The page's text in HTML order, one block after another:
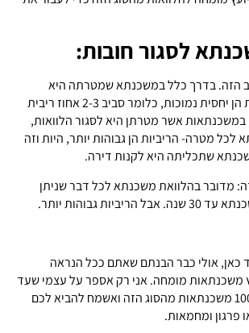
לסגור חובות:
הזה. בדרך כלל במשכנתא שמטרתה היא
לרכוש דירה, הריביות הן יחסית נמוכות, כלומר סביב 2-3 אחוז ריבית
אשר מטרתן היא לסגור הלוואות,
מטרה- הריביות הן גבוהות יותר, היות וזה
שתכליתה היא לקנות דירה.
מדובר בהלוואת משכנתא לכל דבר שניתן
גבוהות יותר.
כאן, אולי כבר הבנתם שאתם ככל הנראה
משכנתאות מומחה. אני רק אספר על עצמי שעד
היום טיפלתי במעל 100 משכנתאות מהסוג הזה ואשמח להביא לכם
פרגון ומחמאות.